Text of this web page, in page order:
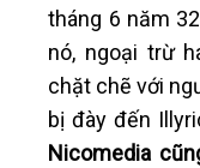
tháng 6 năm
nó, ngoại trừ
chặt chẽ với
bị đày đến
Nicomedia